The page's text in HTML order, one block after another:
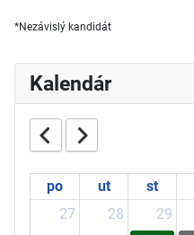
*Nezávislý kandidát
Kalendár
po ut st
27
28 29